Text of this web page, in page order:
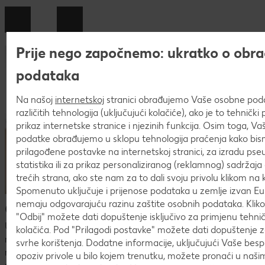
Česta pitanja o postupku prijave
U procesu prijave mogu se pojaviti mnoga pitanja. U
nastavku ćeš naći pregled najčešćih pitanja i odgovora.Ako
nismo uspjeli odgovoriti na tvoje pitanje ili nedoumicu,
Prije nego započnemo: ukratko o
podataka
Na našoj internetskoj stranici obrađujemo Vaše osobne
različitih tehnologija (uključujući kolačiće), ako je to tehnički
prikaz internetske stranice i njezinih funkcija. Osim toga,
podatke obrađujemo u sklopu tehnologija praćenja kako
prilagođene postavke na internetskoj stranici, za izradu
statistika ili za prikaz personaliziranog (reklamnog) sadržaja
trećih strana, ako ste nam za to dali svoju privolu klikom na
Spomenuto uključuje i prijenose podataka u zemlje izvan
nemaju odgovarajuću razinu zaštite osobnih podataka.
"Odbij" možete dati dopuštenje isključivo za primjenu
kolačića. Pod "Prilagodi postavke" možete dati dopuštenje
svrhe korištenja. Dodatne informacije, uključujući Vaše
opoziv privole u bilo kojem trenutku, možete pronaći u